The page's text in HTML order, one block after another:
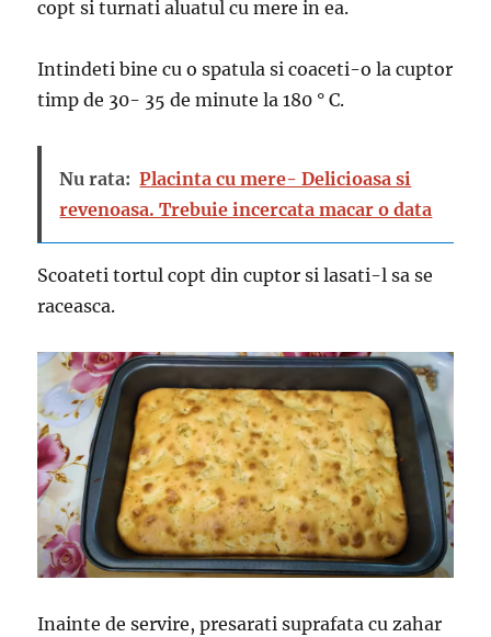
copt si turnati aluatul cu mere in ea.
Intindeti bine cu o spatula si coaceti-o la cuptor
timp de 30- 35 de minute la 180 ° C.
Nu rata: Placinta cu mere- Delicioasa si
revenoasa. Trebuie incercata macar o data
Scoateti tortul copt din cuptor si lasati-l sa se
raceasca.
Inainte de servire, presarati suprafata cu zahar